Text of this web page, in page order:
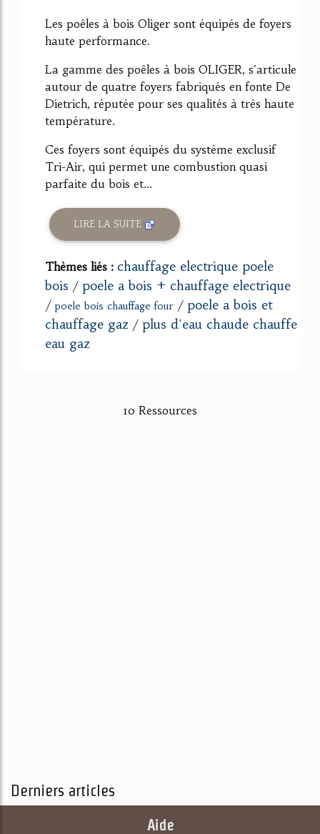
Les poêles à bois Oliger sont équipés de foyers
haute performance.
La gamme des poêles à bois OLIGER, s'articule
autour de quatre foyers fabriqués en fonte De
Dietrich, réputée pour ses qualités à très haute
température.
Ces foyers sont équipés du système exclusif
Tri-Air, qui permet une combustion quasi
parfaite du bois et...
LIRE LA SUITE
Thèmes liés : chauffage electrique poele
bois / poele a bois + chauffage electrique
/ poele bois chauffage four / poele a bois et
chauffage gaz / plus d'eau chaude chauffe
eau gaz
10 Ressources
Derniers articles
Aide